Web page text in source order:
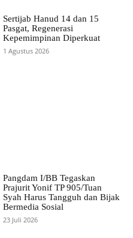
Sertijab Hanud 14 dan 15
Pasgat, Regenerasi
Kepemimpinan Diperkuat
1 Agustus 2026
Pangdam I/BB Tegaskan
Prajurit Yonif TP 905/Tuan
Syah Harus Tangguh dan Bijak
Bermedia Sosial
23 Juli 2026